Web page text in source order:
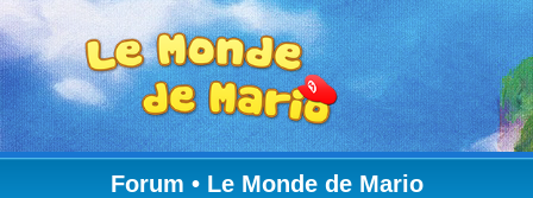
Forum • Le Monde de Mario